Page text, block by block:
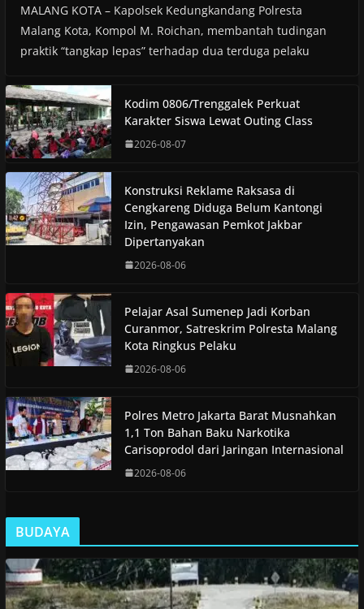
MALANG KOTA – Kapolsek Kedungkandang Polresta
Malang Kota, Kompol M. Roichan, membantah tudingan
praktik “tangkap lepas” terhadap dua terduga pelaku
Kodim 0806/Trenggalek Perkuat
Karakter Siswa Lewat Outing Class
2026-08-07
Konstruksi Reklame Raksasa di
Cengkareng Diduga Belum Kantongi
Izin, Pengawasan Pemkot Jakbar
Dipertanyakan
2026-08-06
Pelajar Asal Sumenep Jadi Korban
Curanmor, Satreskrim Polresta Malang
Kota Ringkus Pelaku
2026-08-06
Polres Metro Jakarta Barat Musnahkan
1,1 Ton Bahan Baku Narkotika
Carisoprodol dari Jaringan Internasional
2026-08-06
BUDAYA